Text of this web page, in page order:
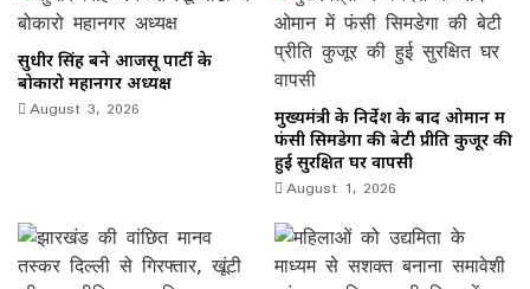
सुधीर सिंह बने आजसू पार्टी के
बोकारो महानगर अध्यक्ष
August 3, 2026
मुख्यमंत्री के निर्देश के बाद ओमान में
फंसी सिमडेगा की बेटी प्रीति कुजूर की
हुई सुरक्षित घर वापसी
August 1, 2026